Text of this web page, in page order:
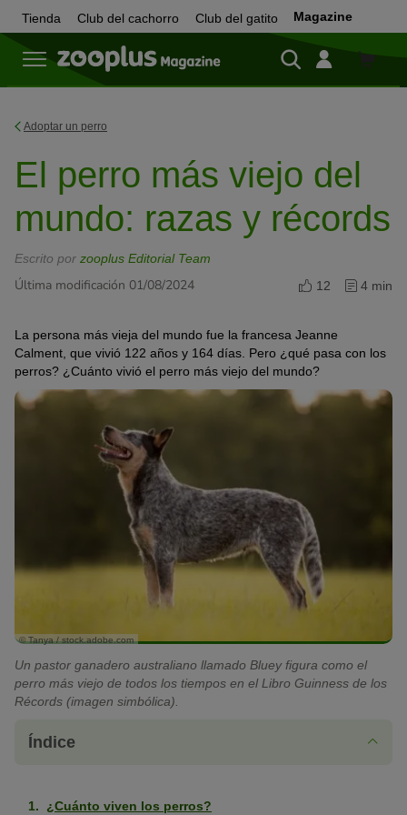
Tienda Club del cachorro Club del gatito Magazine
Tienda
Adoptar un perro
El perro más viejo del
mundo: razas y récords
Escrito por zooplus Editorial Team
Última modificación 01/08/2024 12 4 min
La persona más vieja del mundo fue la francesa Jeanne
Calment, que vivió 122 años y 164 días. Pero ¿qué pasa con los
perros? ¿Cuánto vivió el perro más viejo del mundo?
© Tanya / stock.adobe.com
Un pastor ganadero australiano llamado Bluey figura como el
perro más viejo de todos los tiempos en el Libro Guinness de los
Récords (imagen simbólica).
Índice
¿Cuánto viven los perros?